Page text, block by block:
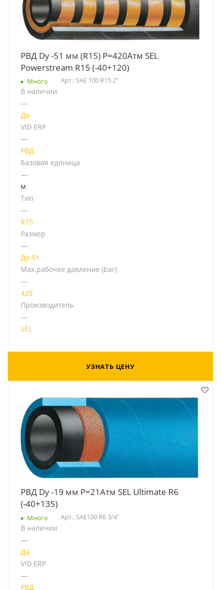
РВД Dу -51 мм (R15) Р=420Атм SEL
Powerstream R15 (-40+120)
Много Арт.: SAE 100 R15 2"
В наличии
—
Да
VID ERP
—
РВД
Базовая единица
—
м
Тип
—
R15
Размер
—
Ду-51
Мах.рабочее давление (bar)
—
420
Производитель
—
SEL
УЗНАТЬ ЦЕНУ
РВД Dу -19 мм Р=21Атм SEL Ultimate R6
(-40+135)
Много Арт.: SAE100 R6 3/4"
В наличии
—
Да
VID ERP
—
РВД